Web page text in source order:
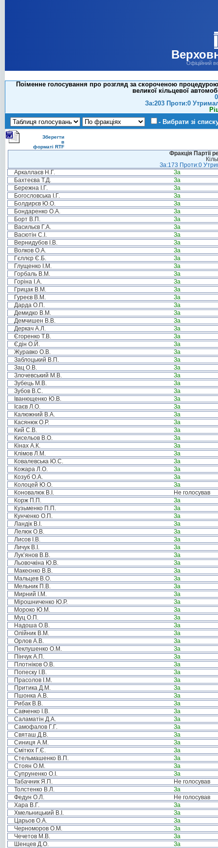
Офіційний
Поіменне голосування про розгляд за скороченою
великої кільцевої
За:203 Проти:0
- Вибрати зі
Зберегти
в
форматі RTF
Фракція Партії
За:173 Проти:0
Аркаллаєв Н.Г.
За
Бахтеєва Т.Д.
За
Бережна І.Г.
За
Богословська І.Г.
За
Болдирєв Ю.О.
За
Бондаренко О.А.
За
Борт В.П.
За
Васильєв Г.А.
За
Васютін С.І.
За
Вернидубов І.В.
За
Волков О.А.
За
Гєллєр Є.Б.
За
Глущенко І.М.
За
Горбаль В.М.
За
Горіна І.А.
За
Грицак В.М.
За
Гуреєв В.М.
За
Дарда О.П.
За
Демидко В.М.
За
Демчишен В.В.
За
Деркач А.Л.
За
Єгоренко Т.В.
За
Єдін О.Й.
За
Журавко О.В.
За
Заблоцький В.П.
За
Зац О.В.
За
Злочевський М.В.
За
Зубець М.В.
За
Зубов В.С.
За
Іванющенко Ю.В.
За
Ісаєв Л.О.
За
Калюжний В.А.
За
Касянюк О.Р.
За
Кий С.В.
За
Кисельов В.О.
За
Кінах А.К.
За
Клімов Л.М.
За
Ковалевська Ю.С.
За
Кожара Л.О.
За
Козуб О.А.
За
Колоцей Ю.О.
За
Коновалюк В.І.
Не голосував
Корж П.П.
За
Кузьменко П.П.
За
Кунченко О.П.
За
Ландік В.І.
За
Лелюк О.В.
За
Лисов І.В.
За
Личук В.І.
За
Лук’янов В.В.
За
Льовочкіна Ю.В.
За
Макеєнко В.В.
За
Мальцев В.О.
За
Мельник П.В.
За
Мирний І.М.
За
Мірошниченко Ю.Р.
За
Мороко Ю.М.
За
Муц О.П.
За
Надоша О.В.
За
Олійник В.М.
За
Орлов А.В.
За
Пеклушенко О.М.
За
Пінчук А.П.
За
Плотніков О.В.
За
Попеску І.В.
За
Прасолов І.М.
За
Притика Д.М.
За
Пшонка А.В.
За
Рибак В.В.
За
Савченко І.В.
За
Саламатін Д.А.
За
Самофалов Г.Г.
За
Святаш Д.В.
За
Синиця А.М.
За
Смітюх Г.Є.
За
Стельмашенко В.П.
За
Стоян О.М.
За
Супруненко О.І.
За
Табачник Я.П.
Не голосував
Толстенко В.Л.
За
Федун О.Л.
Не голосував
Хара В.Г.
За
Хмельницький В.І.
За
Царьов О.А.
За
Черноморов О.М.
За
Чечетов М.В.
За
Шенцев Д.О.
За